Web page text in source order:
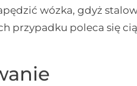
wózka, gdyż
przypadku poleca się